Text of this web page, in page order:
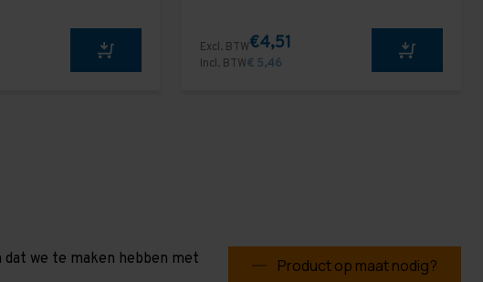
Excl. BTW€4,51
Incl. BTW€ 5,46
dat we te maken hebben met
Product op maat nodig?